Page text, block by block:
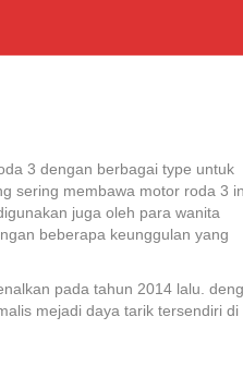
3 dengan berbagai type untuk
sering membawa motor roda 3
juga oleh para wanita
beberapa keunggulan yang
pada tahun 2014 lalu.
mejadi daya tarik tersendiri di